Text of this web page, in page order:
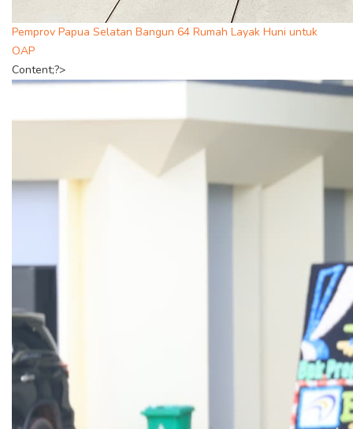
Pemprov Papua Selatan Bangun 64 Rumah Layak Huni untuk
OAP
Content;?>